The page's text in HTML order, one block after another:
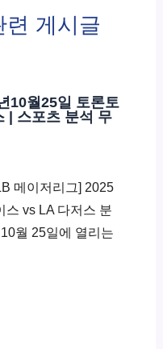
련 게시글
10월25일 토론토
| 스포츠 분석 무
메이저리그] 2025
스 vs LA 다저스 분
월 25일에 열리는